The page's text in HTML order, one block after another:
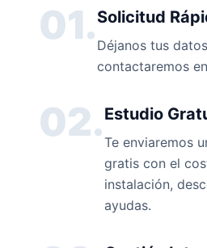
01.Solicitud
Déjanos tus
contactaremos
02.Estudio
Te enviaremos
gratis con el
instalación,
ayudas.